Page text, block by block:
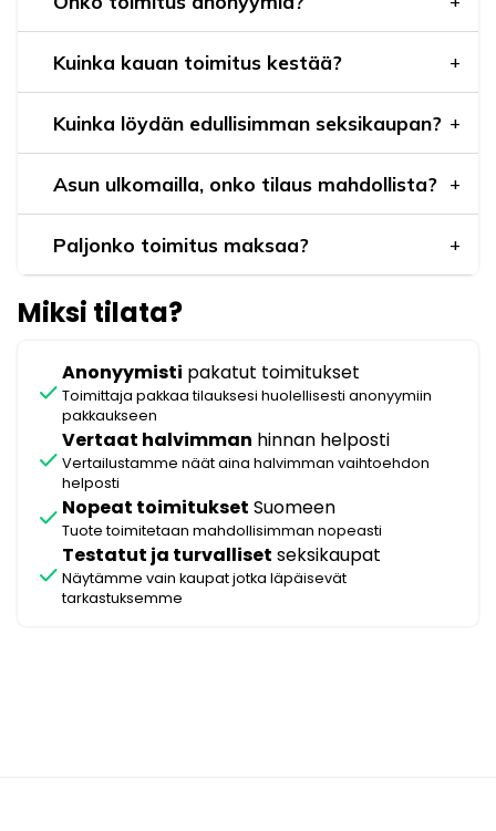
Kuinka kauan toimitus kestää?
Kuinka löydän edullisimman seksikaupan?
Asun ulkomailla, onko tilaus mahdollista?
Paljonko toimitus maksaa?
Miksi tilata?
check
Anonyymisti pakatut toimitukset
Toimittaja pakkaa tilauksesi huolellisesti anonyymiin
pakkaukseen
check
Vertaat halvimman hinnan helposti
Vertailustamme näät aina halvimman vaihtoehdon
helposti
check Nopeat toimitukset Suomeen
Tuote toimitetaan mahdollisimman nopeasti
check
Testatut ja turvalliset seksikaupat
Näytämme vain kaupat jotka läpäisevät
tarkastuksemme